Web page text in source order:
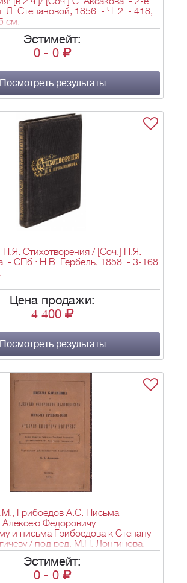
Л. Степановой, 1856. - Ч. 2. - 418,
см.
Эстимейт:
0 - 0
Посмотреть результаты
Н.Я. Стихотворения / [Соч.] Н.Я.
- СПб.: Н.В. Гербель, 1858. - 3-168
Цена продажи:
4 400
Посмотреть результаты
Грибоедов А.С. Письма
Алексею Федоровичу
и письма Грибоедова к Степану
/ под ред. М.Н. Лонгинова. -
любителей российской
при Императорском Московском
1860. - [4], 88, 41 с.; 21,5х15,3 см.
Эстимейт:
0 - 0